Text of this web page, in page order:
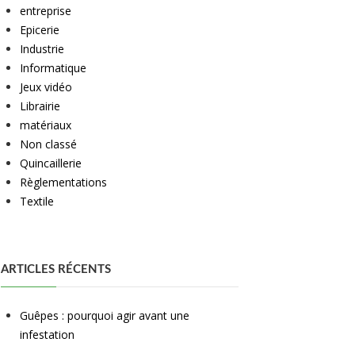
entreprise
Epicerie
Industrie
Informatique
Jeux vidéo
Librairie
matériaux
Non classé
Quincaillerie
Règlementations
Textile
ARTICLES RÉCENTS
Guêpes : pourquoi agir avant une
infestation